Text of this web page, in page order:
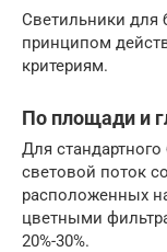
Светильники для
принципом
критериям.
По площади и
Для
световой поток
расположенных
цветными
20%-30%.